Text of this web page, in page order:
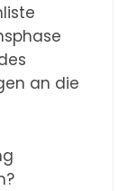
an die